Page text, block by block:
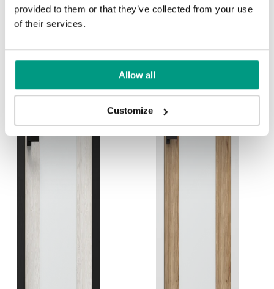
provided to them or that they’ve collected from your use
of their services.
Allow all
Customize